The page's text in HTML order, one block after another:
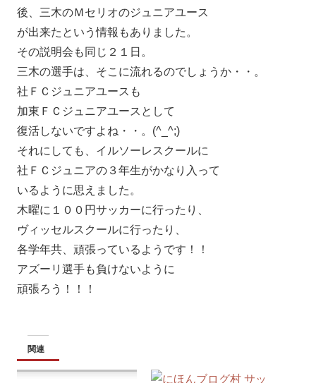
後、三木のＭセリオのジュニアユース
が出来たという情報もありました。
その説明会も同じ２１日。
三木の選手は、そこに流れるのでしょうか・・。
社ＦＣジュニアユースも
加東ＦＣジュニアユースとして
復活しないですよね・・。(^_^;)
それにしても、イルソーレスクールに
社ＦＣジュニアの３年生がかなり入って
いるように思えました。
木曜に１００円サッカーに行ったり、
ヴィッセルスクールに行ったり、
各学年共、頑張っているようです！！
アズーリ選手も負けないように
頑張ろう！！！
関連